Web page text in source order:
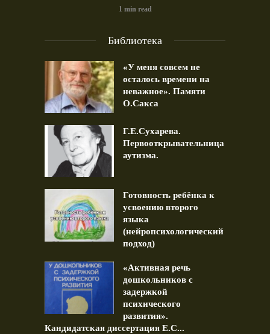
1 min read
Библиотека
«У меня совсем не
осталось времени на
неважное». Памяти
О.Сакса
Г.Е.Сухарева.
Первооткрывательница
аутизма.
Готовность ребёнка к
усвоению второго
языка
(нейропсихологический
подход)
«Активная речь
дошкольников с
задержкой
психического
развития».
Кандидатская диссертация Е.С...